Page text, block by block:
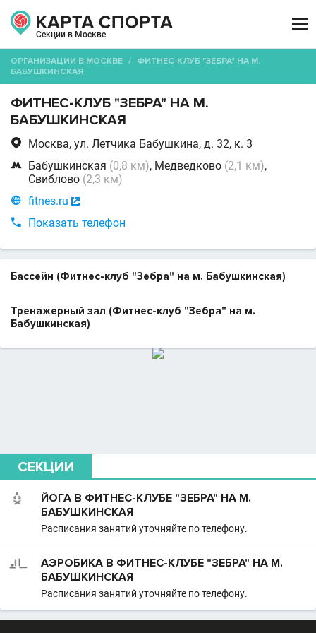
Секции в Москве

ОРГАНИЗАЦИИ В МОСКВЕ / ФИТНЕС-КЛУБ "ЗЕБРА" НА М.
БАБУШКИНСКАЯ
ФИТНЕС-КЛУБ "ЗЕБРА" НА М.
БАБУШКИНСКАЯ
 Москва, ул. Летчика Бабушкина, д. 32, к. 3
 Бабушкинская (0,8 км), Медведково (2,1 км),
Свиблово (2,3 км)
 fitnes.ru 

Показать телефон
Бассейн (Фитнес-клуб "Зебра" на м. Бабушкинская)
Тренажерный зал (Фитнес-клуб "Зебра" на м.
Бабушкинская)
СЕКЦИИ
ЙОГА В ФИТНЕС-КЛУБЕ "ЗЕБРА" НА М.
БАБУШКИНСКАЯ
Расписания занятий уточняйте по телефону.
АЭРОБИКА В ФИТНЕС-КЛУБЕ "ЗЕБРА" НА М.
БАБУШКИНСКАЯ
Расписания занятий уточняйте по телефону.